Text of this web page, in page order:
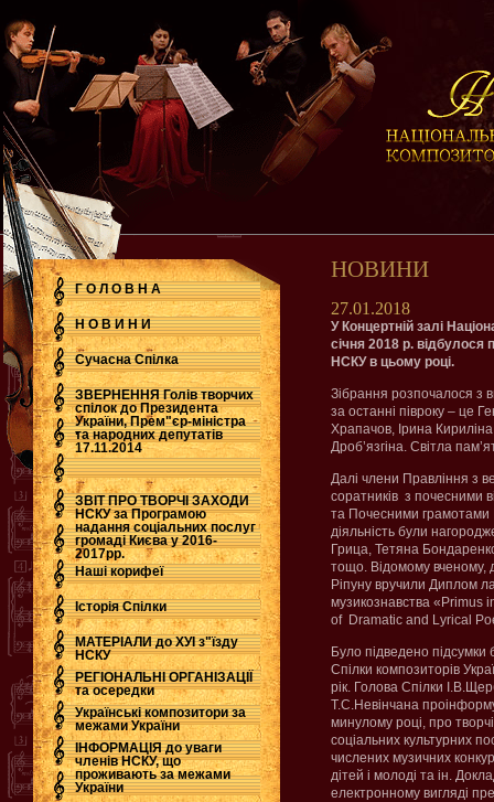
Г О Л О В Н А
Н О В И Н И
Сучасна Cпілка
ЗВЕРНЕННЯ Голів творчих
спілок до Президента
України, Прем"єр-міністра
та народних депутатів
17.11.2014
.
ЗВІТ ПРО ТВОРЧІ ЗАХОДИ
НСКУ за Програмою
надання соціальних послуг
громаді Києва у 2016-
2017рр.
.
Наші корифеї
Історія Спілки
МАТЕРІАЛИ до ХУІ з"їзду
НСКУ
РЕГІОНАЛЬНІ ОРГАНІЗАЦІЇ
та осередки
Українські композитори за
межами України
ІНФОРМАЦІЯ до уваги
членів НСКУ, що
проживають за межами
України
НОВИНИ
27.01.2018
У Концертній залі
січня 2018 р.
НСКУ в цьому році.
Зібрання розпочалося з
за останні півроку – це
Храпачов, Ірина
Дроб’язгіна. Світла
Далі члени Правління з
соратників з почесними
та Почесними грамотами
діяльність були
Грица, Тетяна
тощо. Відомому вченому,
Ріпуну вручили Диплом
музикознавства «Primus
of Dramatic and Lyrical
Було підведено підсумки
Спілки композиторів
рік. Голова Спілки
Т.С.Невінчана
минулому році, про
соціальних культурних
числених музичних
дітей і молоді та ін.
електронному вигляді